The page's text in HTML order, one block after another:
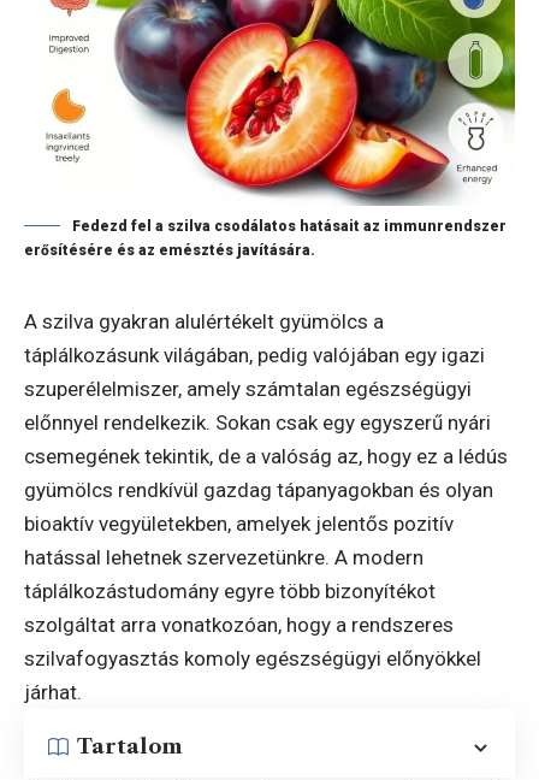
Fedezd fel a szilva csodálatos hatásait az immunrendszer
erősítésére és az emésztés javítására.
A szilva gyakran alulértékelt gyümölcs a
táplálkozásunk világában, pedig valójában egy igazi
szuperélelmiszer, amely számtalan egészségügyi
előnnyel rendelkezik. Sokan csak egy egyszerű nyári
csemegének tekintik, de a valóság az, hogy ez a lédús
gyümölcs rendkívül gazdag tápanyagokban és olyan
bioaktív vegyületekben, amelyek jelentős pozitív
hatással lehetnek szervezetünkre. A modern
táplálkozástudomány egyre több bizonyítékot
szolgáltat arra vonatkozóan, hogy a rendszeres
szilvafogyasztás komoly egészségügyi előnyökkel
járhat.
Tartalom